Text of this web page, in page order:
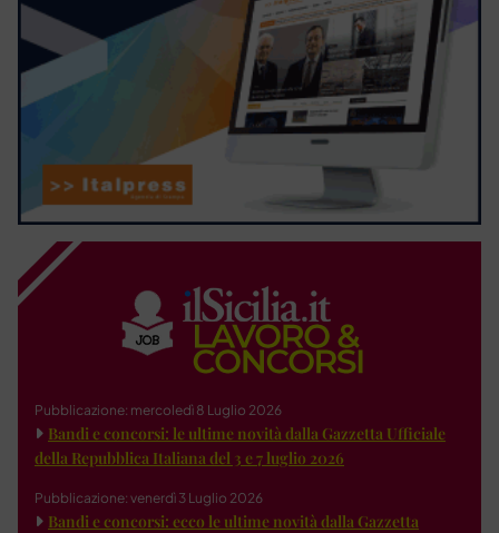
Pubblicazione: mercoledì 8 Luglio 2026
Bandi e concorsi: le ultime novità dalla Gazzetta Ufficiale
della Repubblica Italiana del 3 e 7 luglio 2026
Pubblicazione: venerdì 3 Luglio 2026
Bandi e concorsi: ecco le ultime novità dalla Gazzetta